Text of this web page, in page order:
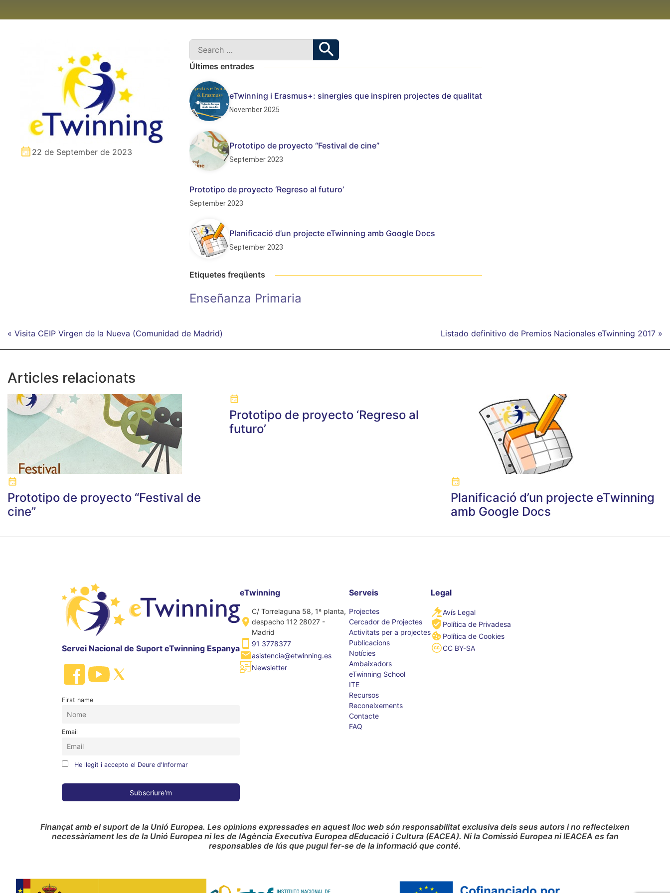
22 de September de 2023
Últimes entrades
eTwinning i Erasmus+: sinergies que inspiren projectes de qualitat
November 2025
Prototipo de proyecto “Festival de cine”
September 2023
Prototipo de proyecto ‘Regreso al futuro’
September 2023
Planificació d’un projecte eTwinning amb Google Docs
September 2023
Etiquetes freqüents
Enseñanza Primaria
« Visita CEIP Virgen de la Nueva (Comunidad de Madrid) Listado definitivo de Premios Nacionales eTwinning 2017 »
Articles relacionats
Prototipo de proyecto “Festival de
cine”
Prototipo de proyecto ‘Regreso al
futuro’
Planificació d’un projecte eTwinning
amb Google Docs
Servei Nacional de Suport eTwinning Espanya
First name
Email
He llegit i accepto el Deure d'Informar
eTwinning
C/ Torrelaguna 58, 1ª planta,
despacho 112 28027 -
Madrid
91 3778377
asistencia@etwinning.es
Newsletter
Serveis
Projectes
Cercador de Projectes
Activitats per a projectes
Publicacions
Notícies
Ambaixadors
eTwinning School
ITE
Recursos
Reconeixements
Contacte
FAQ
Legal
Avís Legal
Política de Privadesa
Política de Cookies
CC BY-SA
Finançat amb el suport de la Unió Europea. Les opinions expressades en aquest lloc web són responsabilitat exclusiva dels seus autors i no reflecteixen
necessàriament les de la Unió Europea ni les de lAgència Executiva Europea dEducació i Cultura (EACEA). Ni la Comissió Europea ni lEACEA es fan
responsables de lús que pugui fer-se de la informació que conté.